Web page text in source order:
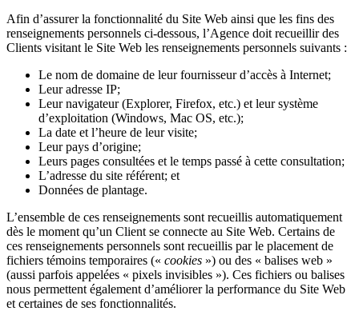
Afin d’assurer la fonctionnalité du Site Web ainsi que les fins des
renseignements personnels ci-dessous, l’Agence doit recueillir des
Clients visitant le Site Web les renseignements personnels suivants :
Le nom de domaine de leur fournisseur d’accès à Internet;
Leur adresse IP;
Leur navigateur (Explorer, Firefox, etc.) et leur système
d’exploitation (Windows, Mac OS, etc.);
La date et l’heure de leur visite;
Leur pays d’origine;
Leurs pages consultées et le temps passé à cette consultation;
L’adresse du site référent; et
Données de plantage.
L’ensemble de ces renseignements sont recueillis automatiquement
dès le moment qu’un Client se connecte au Site Web. Certains de
ces renseignements personnels sont recueillis par le placement de
fichiers témoins temporaires (« cookies ») ou des « balises web »
(aussi parfois appelées « pixels invisibles »). Ces fichiers ou balises
nous permettent également d’améliorer la performance du Site Web
et certaines de ses fonctionnalités.